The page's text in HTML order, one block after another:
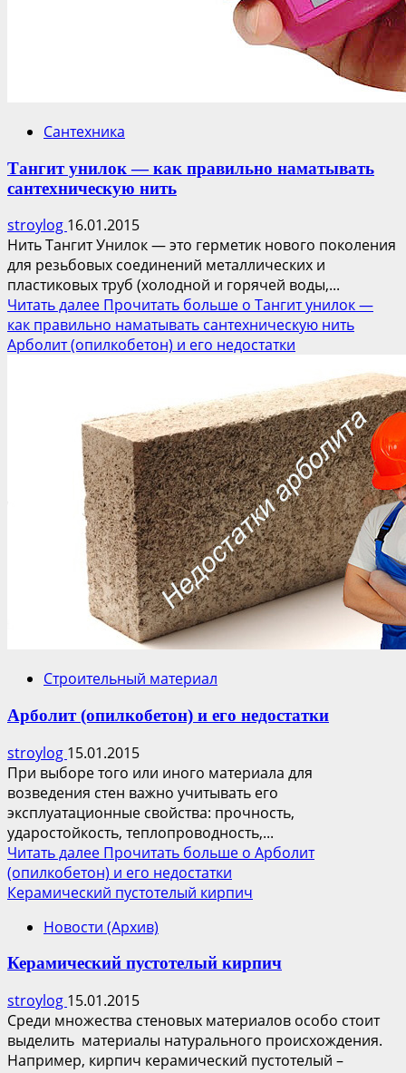
Сантехника
Тангит унилок — как правильно наматывать
сантехническую нить
stroylog 16.01.2015
Нить Тангит Унилок — это герметик нового поколения
для резьбовых соединений металлических и
пластиковых труб (холодной и горячей воды,...
Читать далее Прочитать больше о Тангит унилок —
как правильно наматывать сантехническую нить
Арболит (опилкобетон) и его недостатки
Строительный материал
Арболит (опилкобетон) и его недостатки
stroylog 15.01.2015
При выборе того или иного материала для
возведения стен важно учитывать его
эксплуатационные свойства: прочность,
ударостойкость, теплопроводность,...
Читать далее Прочитать больше о Арболит
(опилкобетон) и его недостатки
Керамический пустотелый кирпич
Новости (Архив)
Керамический пустотелый кирпич
stroylog 15.01.2015
Среди множества стеновых материалов особо стоит
выделить материалы натурального происхождения.
Например, кирпич керамический пустотелый –